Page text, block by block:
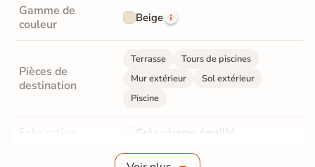
Gamme de
couleur
Beige
Pièces de
destination
Terrasse
Tours de piscines
Mur extérieur
Sol extérieur
Piscine
Fabrication Grès cérame émaillé
8 mm